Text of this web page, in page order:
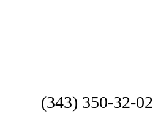
(343) 350-32-02